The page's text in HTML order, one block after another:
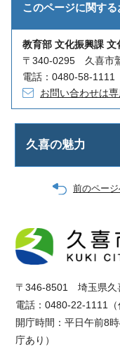
このページに関する
教育部 文化振興課 文
〒340-0295 久喜市
電話：0480-58-
お問い合わせは
久喜の魅力
前のペー
〒346-8501 埼玉県久
電話：0480-22-1111（
開庁時間：平日午前8
庁あり）